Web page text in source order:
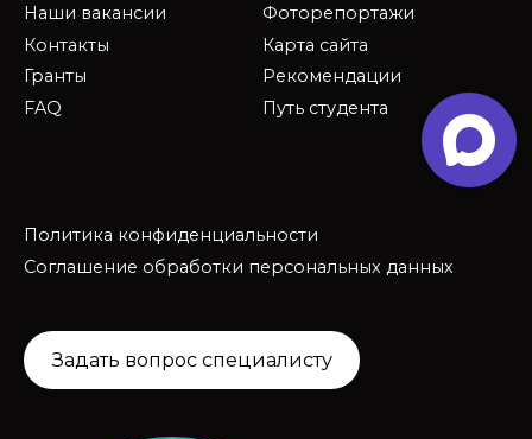
Наши вакансии
Контакты
Гранты
FAQ
Фоторепортажи
Карта сайта
Рекомендации
Путь студента
Политика конфиденциальности
Соглашение обработки персональных данных
Задать вопрос специалисту